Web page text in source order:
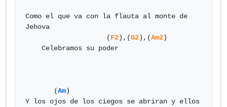
Como el que va con la flauta al monte de
Jehova
                    (
F2),(G2),(Am2)
       (
Am)
Y los ojos de los ciegos se abriran y ellos